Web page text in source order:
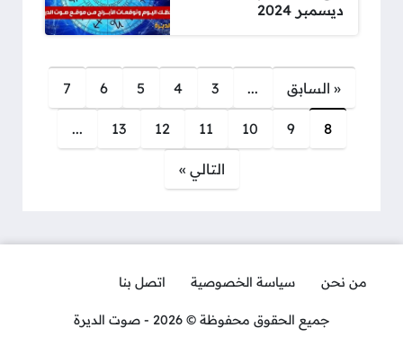
ديسمبر 2024
« السابق ...
3
4
5
6
7
8
9
10
11
12
13
...
التالي »
من نحن سياسة الخصوصية اتصل بنا
جميع الحقوق محفوظة © 2026 - صوت الديرة